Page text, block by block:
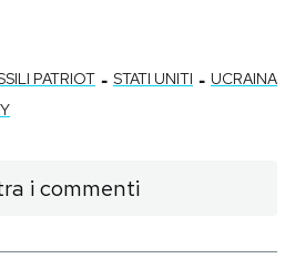
PATRIOT - STATI UNITI - UCRAINA
i commenti